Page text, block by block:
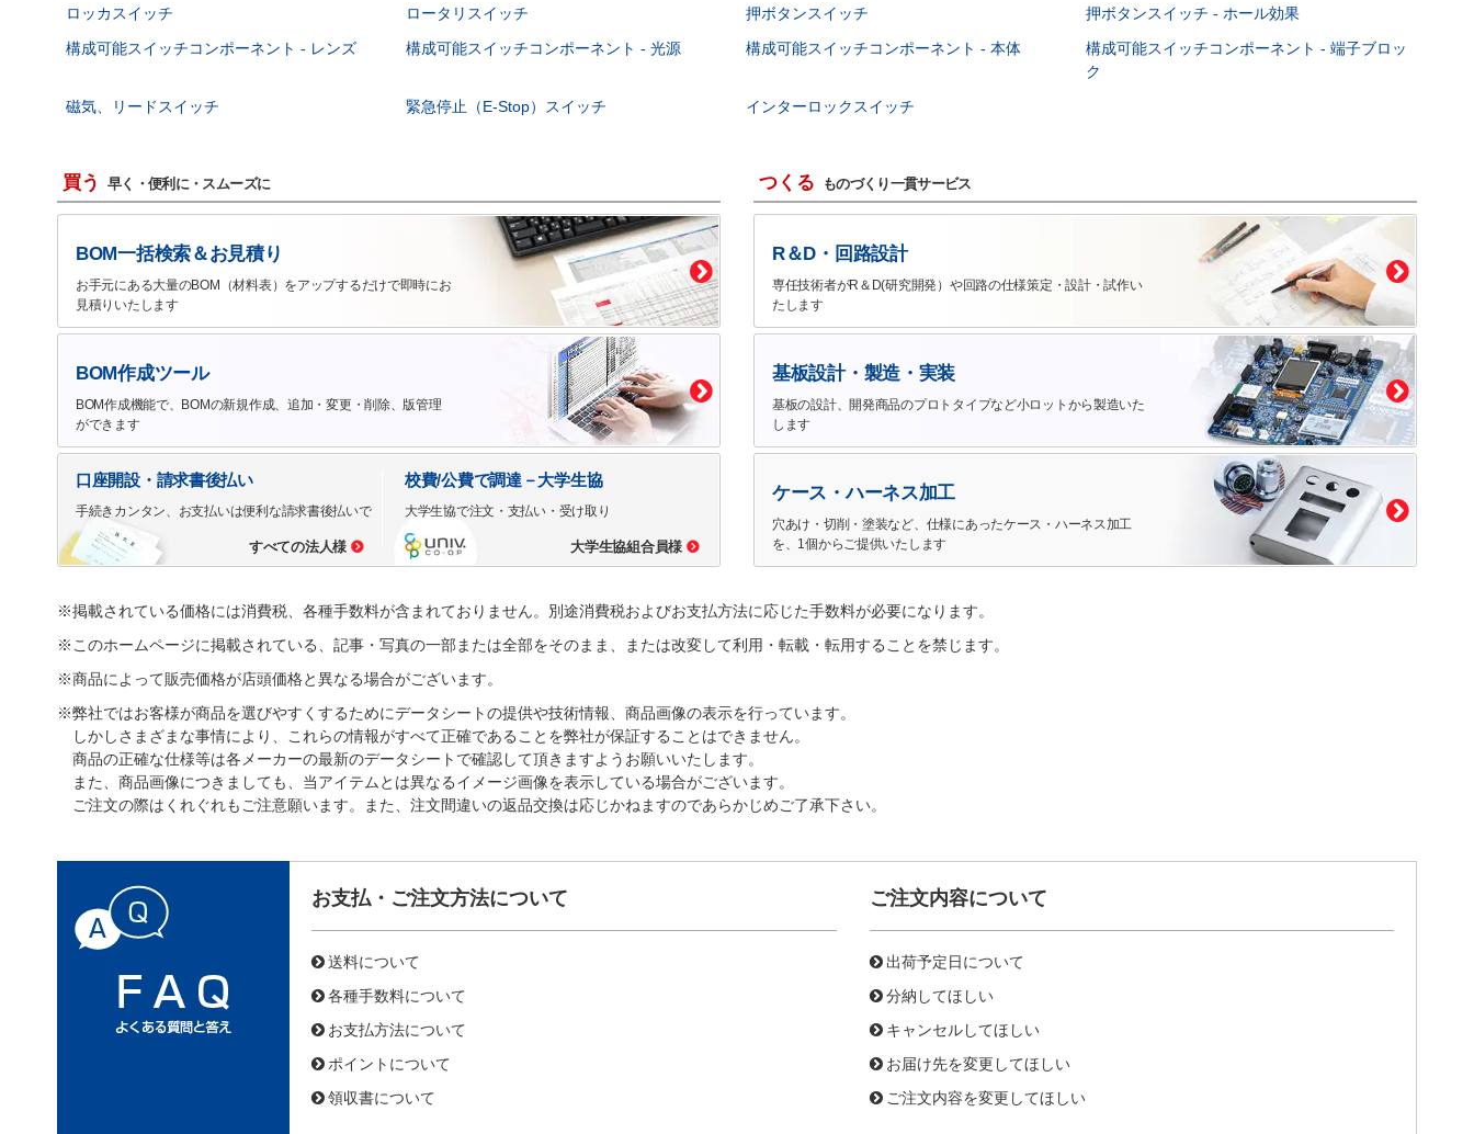
ロッカスイッチ
ロータリスイッチ 押ボタンスイッチ
押ボタンスイッチ - ホール効果
構成可能スイッチコンポーネント - レンズ
構成可能スイッチコンポーネント - 光源 構成可能スイッチコンポーネント - 本体
構成可能スイッチコンポーネント - 端子ブロッ
ク
磁気、リードスイッチ
緊急停止（E-Stop）スイッチ インターロックスイッチ
買う 早く・便利に・スムーズに
BOM一括検索＆お見積り
お手元にある大量のBOM（材料表）をアップするだけで即時にお
見積りいたします
BOM作成ツール
BOM作成機能で、BOMの新規作成、追加・変更・削除、版管理
ができます
口座開設・請求書後払い
手続きカンタン、お支払いは便利な請求書後払いで
すべての法人様
校費/公費で調達－大学生協
大学生協で注文・支払い・受け取り
大学生協組合員様
つくる ものづくり一貫サービス
R＆D・回路設計
専任技術者がR＆D(研究開発）や回路の仕様策定・設計・試作い
たします
基板設計・製造・実装
基板の設計、開発商品のプロトタイプなど小ロットから製造いた
します
ケース・ハーネス加工
穴あけ・切削・塗装など、仕様にあったケース・ハーネス加工
を、1個からご提供いたします
※掲載されている価格には消費税、各種手数料が含まれておりません。別途消費税およびお支払方法に応じた手数料が必要になります。
※このホームページに掲載されている、記事・写真の一部または全部をそのまま、または改変して利用・転載・転用することを禁じます。
※商品によって販売価格が店頭価格と異なる場合がございます。
※弊社ではお客様が商品を選びやすくするためにデータシートの提供や技術情報、商品画像の表示を行っています。
しかしさまざまな事情により、これらの情報がすべて正確であることを弊社が保証することはできません。
商品の正確な仕様等は各メーカーの最新のデータシートで確認して頂きますようお願いいたします。
また、商品画像につきましても、当アイテムとは異なるイメージ画像を表示している場合がございます。
ご注文の際はくれぐれもご注意願います。また、注文間違いの返品交換は応じかねますのであらかじめご了承下さい。
お支払・ご注文方法について
送料について
各種手数料について
お支払方法について
ポイントについて
領収書について
ご注文内容について
出荷予定日について
分納してほしい
キャンセルしてほしい
お届け先を変更してほしい
ご注文内容を変更してほしい